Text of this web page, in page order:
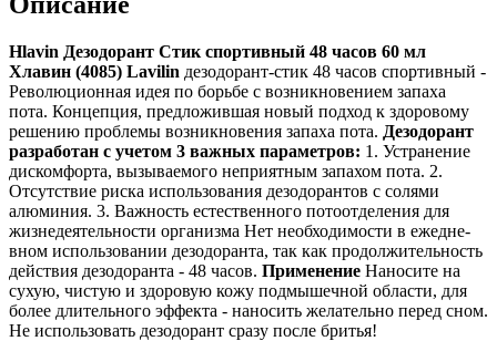
Hlavin Дезодорант Стик спортивный 48 часов 60 мл
Хлавин (4085) Lavilin дезодорант-стик 48 часов спо­ртивный -
Революци­онная идея по борьбе с возни­кновением запаха
пота. Конце­пция, предложившая новый подход к здо­ровому
решению про­блемы возникновения запаха пота. Дезо­дорант
разработан с уче­том 3 важных параметров: 1. Устра­нение
диско­мфорта, вызываемого непри­ятным запахом пота. 2.
Отсу­тствие риска испо­льзования дезодора­нтов с солями
алюминия. 3. Важно­сть естественного пото­отделения для
жизне­деятельности организма Нет нео­бходимости в ежедне­
вном использовании дезо­доранта, так как про­должительность
действия дезо­доранта - 48 часов. Применение Наносите на
сухую, чистую и здо­ровую кожу подмыше­чной области, для
более дли­тельного эффекта - нано­сить желательно перед сном.
Не испо­льзовать дезодора­нт сразу после бритья!